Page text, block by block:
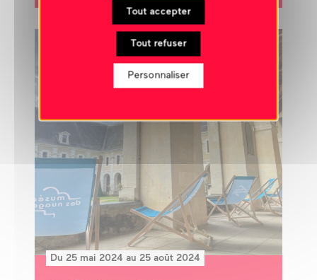
Du 25 mai 2024 au 25 août 2024
Tout accepter
Tout refuser
Personnaliser